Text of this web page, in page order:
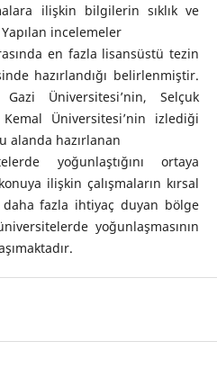
ilişkin bilgilerin sıklık ve
incelemeler
en fazla lisansüstü tezin
hazırlandığı belirlenmiştir.
Üniversitesi’nin, Selçuk
Üniversitesi’nin izlediği
alanda hazırlanan
yoğunlaştığını ortaya
ilişkin çalışmaların kırsal
daha fazla ihtiyaç duyan bölge
yoğunlaşmasının